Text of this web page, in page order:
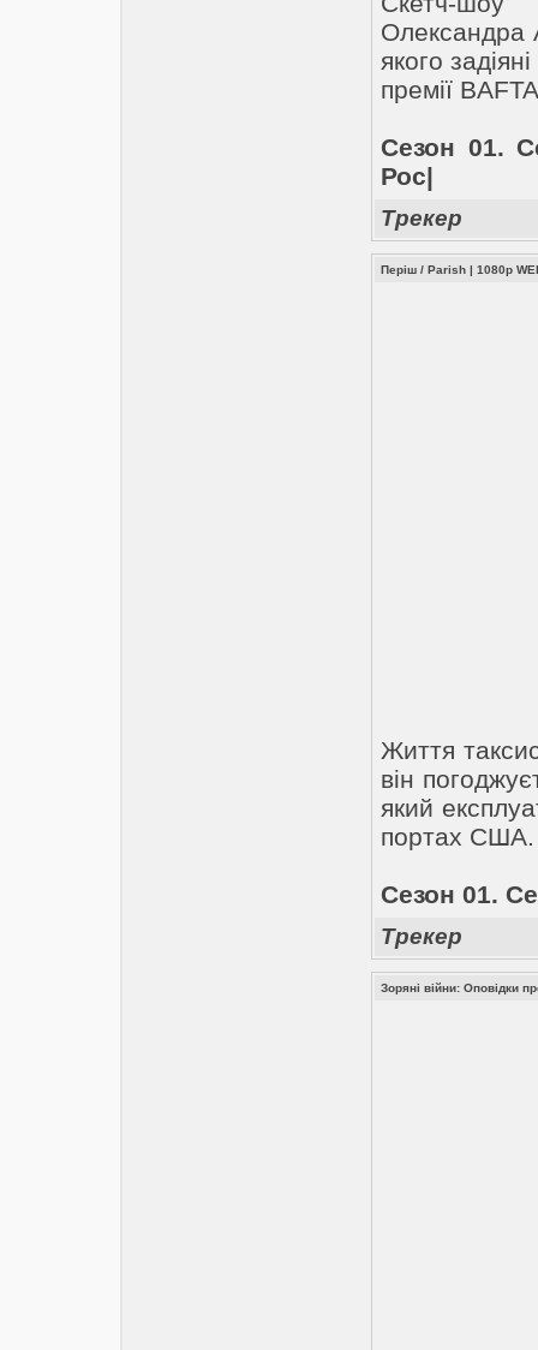
Олександра
якого
премії BAFTA
Сезон 01.
Рос|
Трекер
Періш / Parish | 1080p
Життя
він
який
портах США.
Сезон 01.
Трекер
Зоряні війни: Оповідки